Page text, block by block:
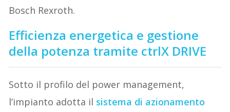
Bosch Rexroth.
Efficienza energetica e gestione
della potenza tramite ctrlX DRIVE
Sotto il profilo del power management,
l’impianto adotta il sistema di azionamento